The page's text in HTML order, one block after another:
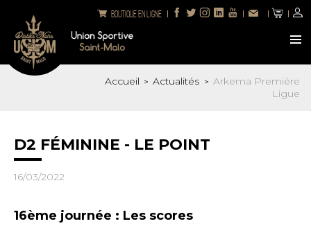
Boutique en ligne
Accueil > Actualités > Arkema Première
Ligue
D2 FÉMININE - LE POINT
16/03/2022
16ème journée : Les scores